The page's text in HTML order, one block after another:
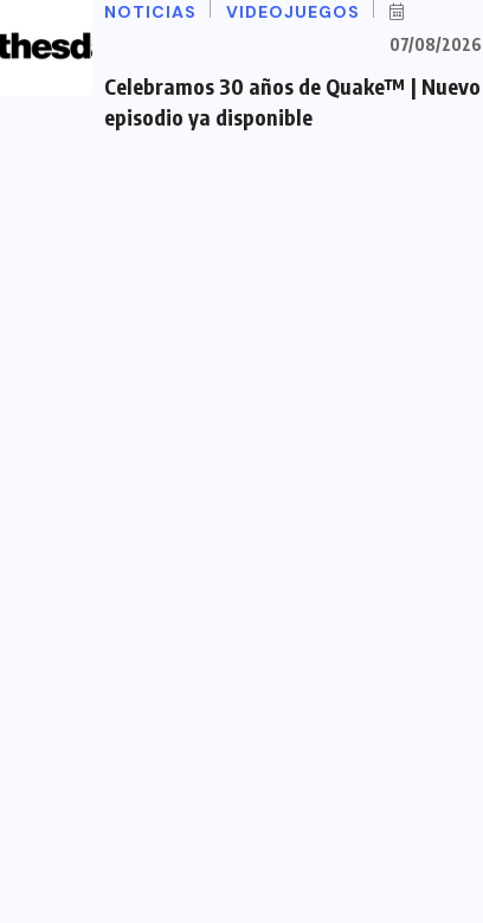
NOTICIAS VIDEOJUEGOS
07/08/2026
Celebramos 30 años de Quake™ | Nuevo
episodio ya disponible